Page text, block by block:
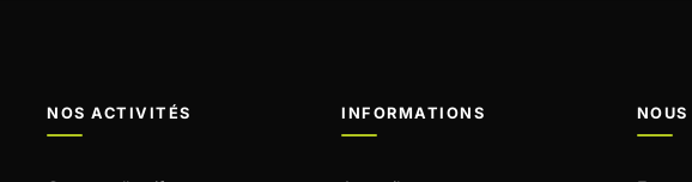
NOS ACTIVITÉS INFORMATIONS NOUS